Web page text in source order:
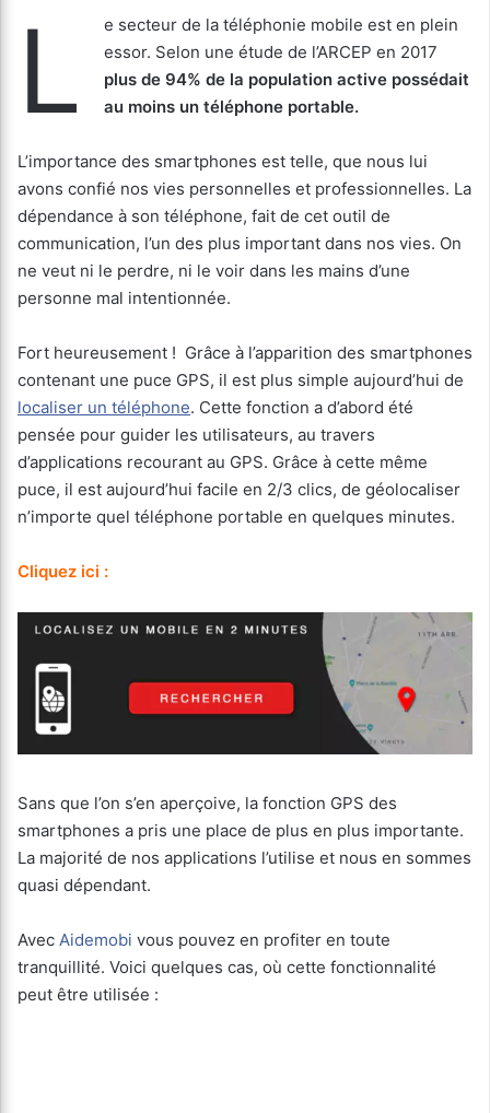
L
e secteur de la téléphonie mobile est en plein
essor. Selon une étude de l’ARCEP en 2017
plus de 94% de la population active possédait
au moins un téléphone portable.
L’importance des smartphones est telle, que nous lui
avons confié nos vies personnelles et professionnelles. La
dépendance à son téléphone, fait de cet outil de
communication, l’un des plus important dans nos vies. On
ne veut ni le perdre, ni le voir dans les mains d’une
personne mal intentionnée.
Fort heureusement ! Grâce à l’apparition des smartphones
contenant une puce GPS, il est plus simple aujourd’hui de
localiser un téléphone. Cette fonction a d’abord été
pensée pour guider les utilisateurs, au travers
d’applications recourant au GPS. Grâce à cette même
puce, il est aujourd’hui facile en 2/3 clics, de géolocaliser
n’importe quel téléphone portable en quelques minutes.
Cliquez ici :
Sans que l’on s’en aperçoive, la fonction GPS des
smartphones a pris une place de plus en plus importante.
La majorité de nos applications l’utilise et nous en sommes
quasi dépendant.
Avec Aidemobi vous pouvez en profiter en toute
tranquillité. Voici quelques cas, où cette fonctionnalité
peut être utilisée :